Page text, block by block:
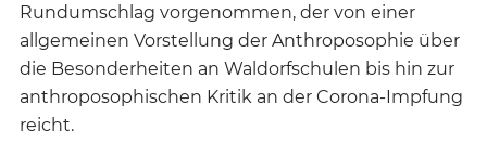
Rundumschlag vorgenommen, der von einer
allgemeinen Vorstellung der Anthroposophie über
die Besonderheiten an Waldorfschulen bis hin zur
anthroposophischen Kritik an der Corona-Impfung
reicht.